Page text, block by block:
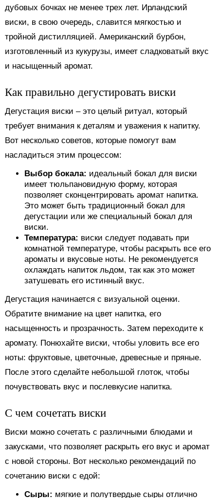
дубовых бочках не менее трех лет. Ирландский
виски, в свою очередь, славится мягкостью и
тройной дистилляцией. Американский бурбон,
изготовленный из кукурузы, имеет сладковатый вкус
и насыщенный аромат.
Как правильно дегустировать виски
Дегустация виски – это целый ритуал, который
требует внимания к деталям и уважения к напитку.
Вот несколько советов, которые помогут вам
насладиться этим процессом:
Выбор бокала: идеальный бокал для виски
имеет тюльпановидную форму, которая
позволяет сконцентрировать аромат напитка.
Это может быть традиционный бокал для
дегустации или же специальный бокал для
виски.
Температура: виски следует подавать при
комнатной температуре, чтобы раскрыть все его
ароматы и вкусовые ноты. Не рекомендуется
охлаждать напиток льдом, так как это может
затушевать его истинный вкус.
Дегустация начинается с визуальной оценки.
Обратите внимание на цвет напитка, его
насыщенность и прозрачность. Затем переходите к
аромату. Понюхайте виски, чтобы уловить все его
ноты: фруктовые, цветочные, древесные и пряные.
После этого сделайте небольшой глоток, чтобы
почувствовать вкус и послевкусие напитка.
С чем сочетать виски
Виски можно сочетать с различными блюдами и
закусками, что позволяет раскрыть его вкус и аромат
с новой стороны. Вот несколько рекомендаций по
сочетанию виски с едой:
Сыры: мягкие и полутвердые сыры отлично